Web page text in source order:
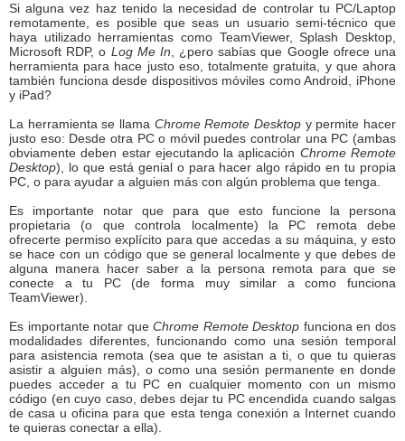
Si alguna vez haz tenido la necesidad de controlar tu PC/Laptop
remotamente, es posible que seas un usuario semi-técnico que
haya utilizado herramientas como TeamViewer, Splash Desktop,
Microsoft RDP, o Log Me In , ¿pero sabías que Google ofrece una
herramienta para hace justo eso, totalmente gratuita, y que ahora
también funciona desde dispositivos móviles como Android, iPhone
y iPad?
La herramienta se llama Chrome Remote Desktop y permite hacer
justo eso: Desde otra PC o móvil puedes controlar una PC (ambas
obviamente deben estar ejecutando la aplicación Chrome Remote
Desktop), lo que está genial o para hacer algo rápido en tu propia
PC, o para ayudar a alguien más con algún problema que tenga.
Es importante notar que para que esto funcione la persona
propietaria (o que controla localmente) la PC remota debe
ofrecerte permiso explícito para que accedas a su máquina, y esto
se hace con un código que se general localmente y que debes de
alguna manera hacer saber a la persona remota para que se
conecte a tu PC (de forma muy similar a como funciona
TeamViewer).
Es importante notar queChrome Remote Desktop funciona en dos
modalidades diferentes, funcionando como una sesión temporal
para asistencia remota (sea que te asistan a ti, o que tu quieras
asistir a alguien más), o como una sesión permanente en donde
puedes acceder a tu PC en cualquier momento con un mismo
código (en cuyo caso, debes dejar tu PC encendida cuando salgas
de casa u oficina para que esta tenga conexión a Internet cuando
te quieras conectar a ella).